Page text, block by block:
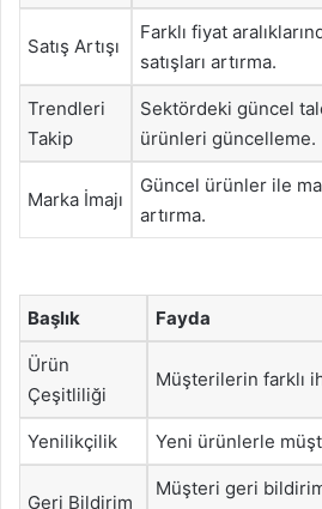
Satış Artışı
Farklı fiyat
satışları artırma.
Trendleri
Takip
Sektördeki güncel
ürünleri güncelleme.
Marka İmajı
Güncel ürünler ile
artırma.
Başlık Fayda
Ürün
Çeşitliliği
Müşterilerin farklı
Yenilikçilik Yeni ürünlerle
Geri Bildirim
Müşteri geri